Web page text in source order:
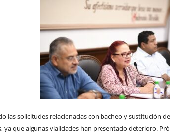
las solicitudes relacionadas con bacheo y sustitución
ya que algunas vialidades han presentado deterioro.